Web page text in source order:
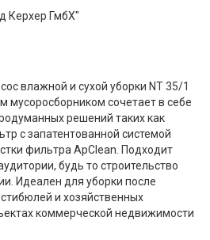
Керхер ГмбХ"
влажной и сухой уборки NT 35/1
мусоросборником сочетает в себе
решений таких как
с запатентованной системой
фильтра ApClean. Подходит
будь то строительство
Идеален для уборки после
и хозяйственных
коммерческой недвижимости